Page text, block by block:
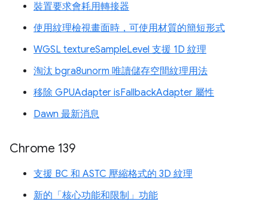
裝置要求會耗用轉接器
使用紋理檢視畫面時，可使用材質的簡短形式
WGSL textureSampleLevel 支援 1D 紋理
淘汰 bgra8unorm 唯讀儲存空間紋理用法
移除 GPUAdapter isFallbackAdapter 屬性
Dawn 最新消息
Chrome 139
支援 BC 和 ASTC 壓縮格式的 3D 紋理
新的「核心功能和限制」功能